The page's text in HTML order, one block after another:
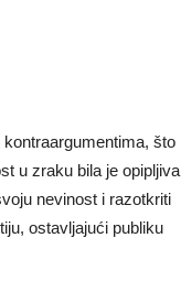
što
u zraku bila je opipljiva
nevinost i razotkriti
ostavljajući publiku